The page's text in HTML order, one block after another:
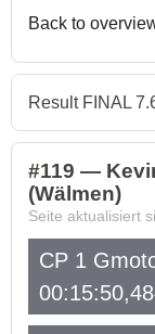
Back to
Result FINAL
#119 —
(Wälmen)
Seite aktualisiert
CP 1